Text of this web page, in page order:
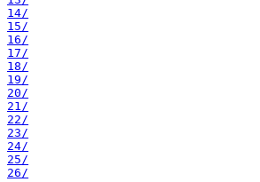
14/
15/
16/
17/
18/
19/
20/
21/
22/
23/
24/
25/
26/